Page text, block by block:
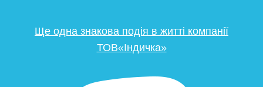
Ще одна знакова подія в житті компанії
ТОВ«Індичка»